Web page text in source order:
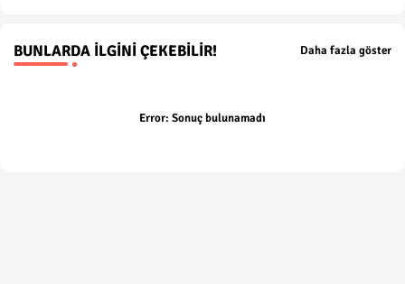
BUNLARDA İLGINI ÇEKEBILIR! Daha fazla göster
Error: Sonuç bulunamadı